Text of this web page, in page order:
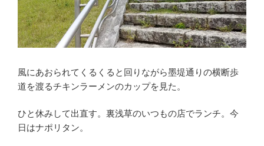
風にあおられてくるくると回りながら墨堤通りの横断歩
道を渡るチキンラーメンのカップを見た。
ひと休みして出直す。裏浅草のいつもの店でランチ。今
日はナポリタン。